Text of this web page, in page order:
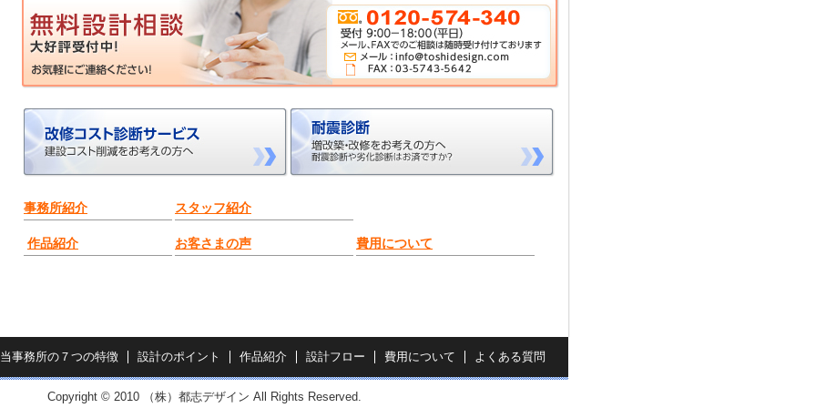
事務所紹介 スタッフ紹介
作品紹介 お客さまの声 費用について
当事務所の７つの特徴 設計のポイント 作品紹介 設計フロー 費用について よくある質問
Copyright © 2010 （株）都志デザイン All Rights Reserved.